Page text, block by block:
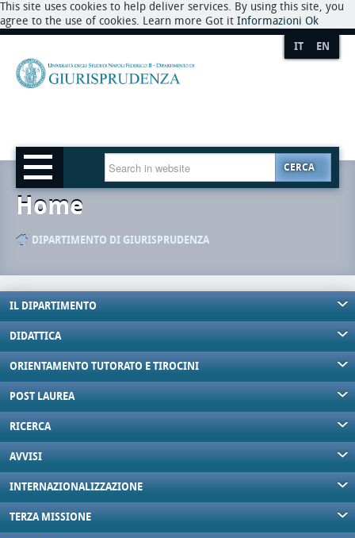
This site uses cookies to help deliver services. By using this site, you
agree to the use of cookies. Learn more Got it Informazioni Ok
IT EN
CERCA
Home
DIPARTIMENTO DI GIURISPRUDENZA
IL DIPARTIMENTO
DIDATTICA
ORIENTAMENTO TUTORATO E TIROCINI
POST LAUREA
RICERCA
AVVISI
INTERNAZIONALIZZAZIONE
TERZA MISSIONE